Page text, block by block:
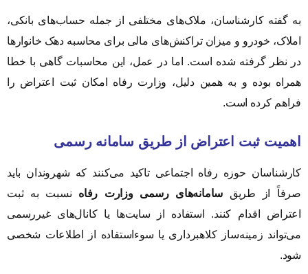
به گفته کارشناسان، ملاک‌های مختلفی از جمله حساب‌های بانکی،
املاک، خودرو و میزان تراکنش‌های مالی برای محاسبه دهک خانوارها
در نظر گرفته شده است. اما در عمل، این محاسبات گاهی با خطا
همراه بوده و به همین دلیل، وزارت رفاه امکان ثبت اعتراض را
فراهم کرده است.
اهمیت ثبت اعتراض از طریق سامانه رسمی
کارشناسان حوزه رفاه اجتماعی تاکید می‌کنند که شهروندان باید
صرفاً از طریق سامانه‌های رسمی وزارت رفاه نسبت به ثبت
اعتراض اقدام کنند. استفاده از سایت‌ها یا کانال‌های غیررسمی
می‌تواند زمینه‌ساز کلاهبرداری یا سوءاستفاده از اطلاعات شخصی
شود.